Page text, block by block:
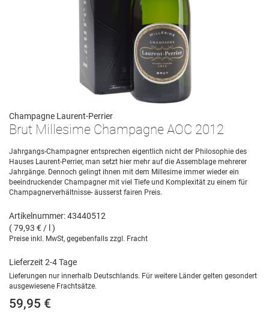
Champagne Laurent-Perrier
Brut Millesime Champagne AOC 2012
Jahrgangs-Champagner entsprechen eigentlich nicht der Philosophie des
Hauses Laurent-Perrier, man setzt hier mehr auf die Assemblage mehrerer
Jahrgänge. Dennoch gelingt ihnen mit dem Millesime immer wieder ein
beeindruckender Champagner mit viel Tiefe und Komplexität zu einem für
Champagnerverhältnisse- äusserst fairen Preis.
Artikelnummer: 43440512
( 79,93 € / l )
Preise inkl. MwSt, gegebenfalls zzgl. Fracht
Lieferzeit 2-4 Tage
Lieferungen nur innerhalb Deutschlands. Für weitere Länder gelten gesondert
ausgewiesene Frachtsätze.
59,95 €